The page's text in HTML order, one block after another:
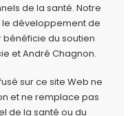
de la santé. Notre
le développement de
bénéficie du soutien
et André Chagnon.
sur ce site Web ne
et ne remplace pas
de la santé ou du